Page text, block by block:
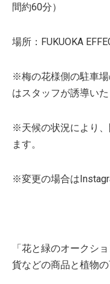
間約60分）
場所：FUKUOKA
※梅の花様側の駐車
はスタッフが誘導いた
※天候の状況により
ます。
※変更の場合は
「花と緑のオークシ
貨などの商品と植物